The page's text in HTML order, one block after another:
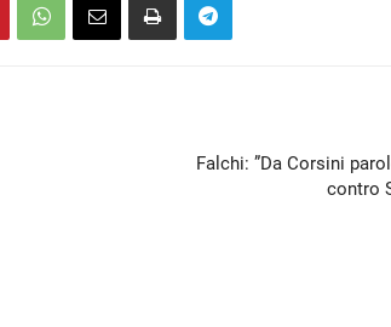
Falchi: ”Da Corsini
contro